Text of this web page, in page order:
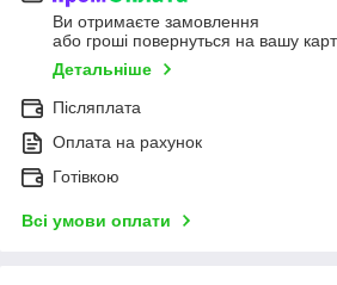
Ви отримаєте замовлення
або гроші повернуться на вашу
Детальніше
Післяплата
Оплата на рахунок
Готівкою
Всі умови оплати